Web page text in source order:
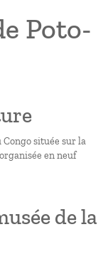
Poto-
située sur la
en neuf
de la